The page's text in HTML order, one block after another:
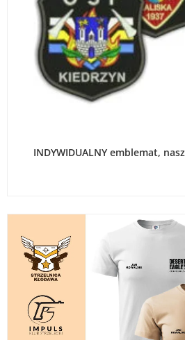
INDYWIDUALNY emblemat,